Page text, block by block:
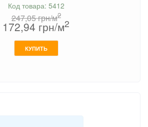
Код товара: 5412
247,05грн/м2
172,94 грн/м2
КУПИТЬ